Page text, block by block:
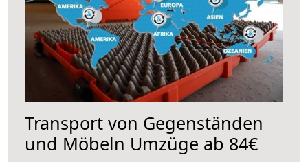
Transport von Gegenständen
und Möbeln Umzüge ab 84€